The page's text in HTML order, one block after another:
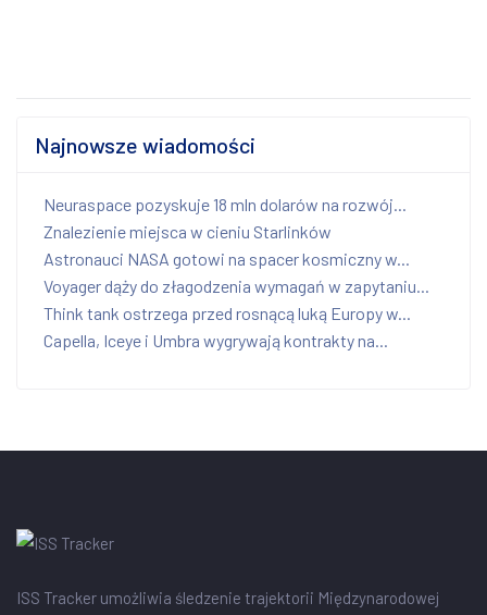
Najnowsze wiadomości
Neuraspace pozyskuje 18 mln dolarów na rozwój...
Znalezienie miejsca w cieniu Starlinków
Astronauci NASA gotowi na spacer kosmiczny w...
Voyager dąży do złagodzenia wymagań w zapytaniu...
Think tank ostrzega przed rosnącą luką Europy w...
Capella, Iceye i Umbra wygrywają kontrakty na...
ISS Tracker umożliwia śledzenie trajektorii Międzynarodowej